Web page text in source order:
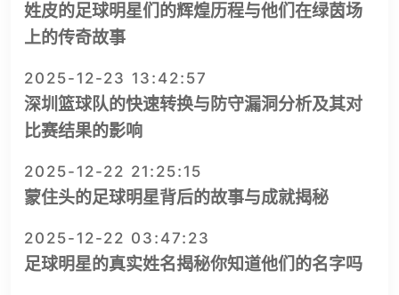
姓皮的足球明星们的辉煌历程与他们在绿茵场
上的传奇故事
2025-12-23 13:42:57
深圳篮球队的快速转换与防守漏洞分析及其对
比赛结果的影响
2025-12-22 21:25:15
蒙住头的足球明星背后的故事与成就揭秘
2025-12-22 03:47:23
足球明星的真实姓名揭秘你知道他们的名字吗